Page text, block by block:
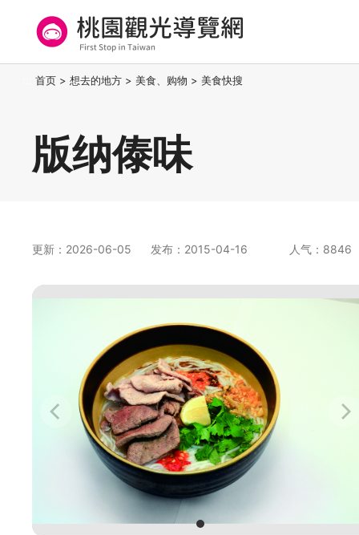
要
桃园观光导览网
首页 > 想去的地方 > 美食、购物 > 美食快搜
版纳傣味
更新：2026-06-05 发布：2015-04-16 人气：8846